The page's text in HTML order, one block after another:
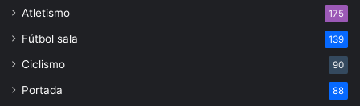
Atletismo 175
Fútbol sala 139
Ciclismo 90
Portada 88